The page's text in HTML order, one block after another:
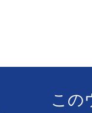
この